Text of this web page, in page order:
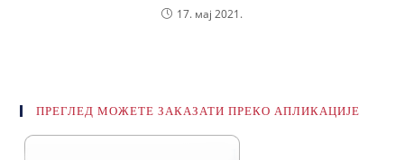
17. мај 2021.
ПРЕГЛЕД МОЖЕТЕ ЗАКАЗАТИ ПРЕКО АПЛИКАЦИЈЕ